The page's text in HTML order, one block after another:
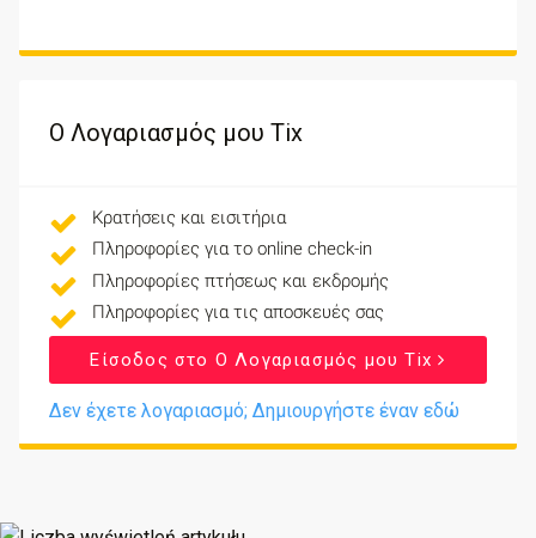
Ο Λογαριασμός μου Tix
Κρατήσεις και εισιτήρια
Πληροφορίες για το online check-in
Πληροφορίες πτήσεως και εκδρομής
Πληροφορίες για τις αποσκευές σας
Είσοδος στο Ο Λογαριασμός μου Tix
Δεν έχετε λογαριασμό; Δημιουργήστε έναν εδώ